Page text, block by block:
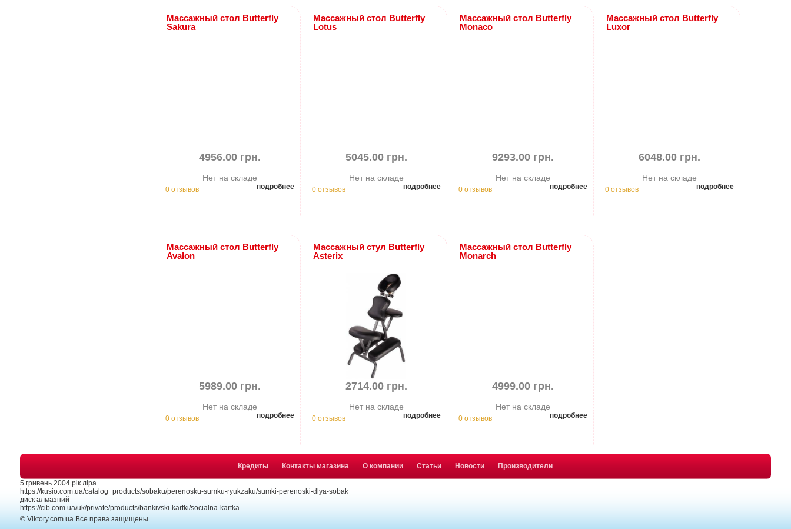
Массажный стол Butterfly
Sakura
4956.00 грн.
Нет на складе
0 отзывов подробнее
Массажный стол Butterfly
Lotus
5045.00 грн.
Нет на складе
0 отзывов подробнее
Массажный стол Butterfly
Monaco
9293.00 грн.
Нет на складе
0 отзывов подробнее
Массажный стол Butterfly
Luxor
6048.00 грн.
Нет на складе
0 отзывов подробнее
Массажный стол Butterfly
Avalon
5989.00 грн.
Нет на складе
0 отзывов подробнее
Массажный стул Butterfly
Asterix
2714.00 грн.
Нет на складе
0 отзывов подробнее
Массажный стол Butterfly
Monarch
4999.00 грн.
Нет на складе
0 отзывов подробнее
Кредиты Контакты магазина О компании Статьи Новости Производители
5 гривень 2004 рік ліра
https://kusio.com.ua/catalog_products/sobaku/perenosku-sumku-ryukzaku/sumki-perenoski-dlya-sobak
диск алмазний
https://cib.com.ua/uk/private/products/bankivski-kartki/socialna-kartka
© Viktory.com.ua Все права защищены